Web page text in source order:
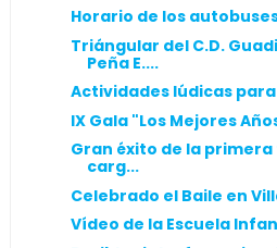
Horario de los
Triángular del C.D.
Peña E....
Actividades lúdicas
IX Gala "Los Mejores
Gran éxito de la
carg...
Celebrado el Baile en
Vídeo de la Escuela